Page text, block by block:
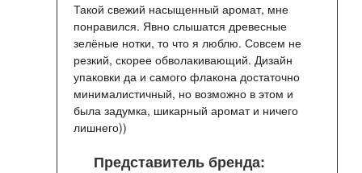
Такой свежий насыщенный аромат, мне
понравился. Явно слышатся древесные
зелёные нотки, то что я люблю. Совсем не
резкий, скорее обволакивающий. Дизайн
упаковки да и самого флакона достаточно
минималистичный, но возможно в этом и
была задумка, шикарный аромат и ничего
лишнего))
Представитель бренда: